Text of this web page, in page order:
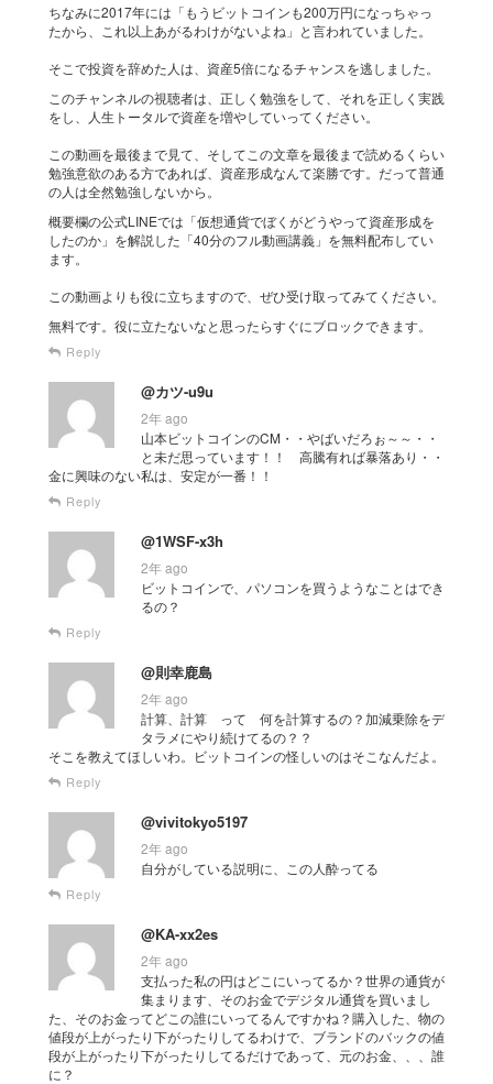
ちなみに2017年には「もうビットコインも200万円になっちゃっ
たから、これ以上あがるわけがないよね」と言われていました。
そこで投資を辞めた人は、資産5倍になるチャンスを逃しました。
このチャンネルの視聴者は、正しく勉強をして、それを正しく実践
をし、人生トータルで資産を増やしていってください。
この動画を最後まで見て、そしてこの文章を最後まで読めるくらい
勉強意欲のある方であれば、資産形成なんて楽勝です。だって普通
の人は全然勉強しないから。
概要欄の公式LINEでは「仮想通貨でぼくがどうやって資産形成を
したのか」を解説した「40分のフル動画講義」を無料配布してい
ます。
この動画よりも役に立ちますので、ぜひ受け取ってみてください。
無料です。役に立たないなと思ったらすぐにブロックできます。
Reply
@カツ-u9u
2年 ago
山本ビットコインのCM・・やばいだろぉ～～・・
と未だ思っています！！ 高騰有れば暴落あり・・
金に興味のない私は、安定が一番！！
Reply
@1WSF-x3h
2年 ago
ビットコインで、パソコンを買うようなことはでき
るの？
Reply
@則幸鹿島
2年 ago
計算、計算 って 何を計算するの？加減乗除をデ
タラメにやり続けてるの？？
そこを教えてほしいわ。ビットコインの怪しいのはそこなんだよ。
Reply
@vivitokyo5197
2年 ago
自分がしている説明に、この人酔ってる
Reply
@KA-xx2es
2年 ago
支払った私の円はどこにいってるか？世界の通貨が
集まります、そのお金でデジタル通貨を買いまし
た、そのお金ってどこの誰にいってるんですかね？購入した、物の
値段が上がったり下がったりしてるわけで、ブランドのバックの値
段が上がったり下がったりしてるだけであって、元のお金、、、誰
に？